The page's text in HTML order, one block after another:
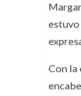
Con la